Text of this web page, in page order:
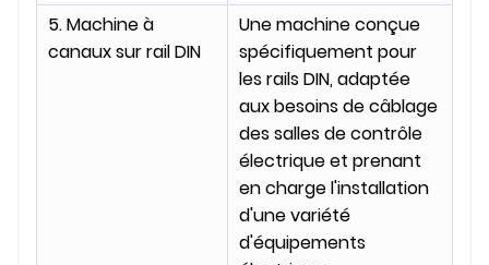
5. Machine à
canaux sur rail DIN
Une machine conçue
spécifiquement pour
les rails DIN, adaptée
aux besoins de câblage
des salles de contrôle
électrique et prenant
en charge l'installation
d'une variété
d'équipements